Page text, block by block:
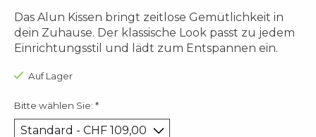
Das Alun Kissen bringt zeitlose Gemütlichkeit in
dein Zuhause. Der klassische Look passt zu jedem
Einrichtungsstil und lädt zum Entspannen ein.
Auf Lager
Bitte wählen Sie: *